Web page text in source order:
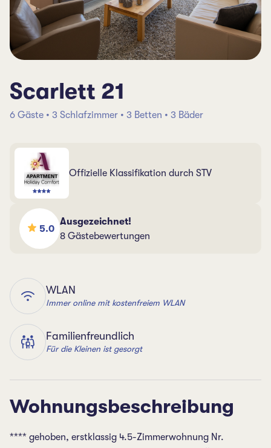
Scarlett 21
6 Gäste • 3 Schlafzimmer • 3 Betten • 3 Bäder
Offizielle Klassifikation durch STV
5.0
Ausgezeichnet!
8 Gästebewertungen
WLAN
Immer online mit kostenfreiem WLAN
Familienfreundlich
Für die Kleinen ist gesorgt
Wohnungsbeschreibung
**** gehoben, erstklassig 4.5-Zimmerwohnung Nr.